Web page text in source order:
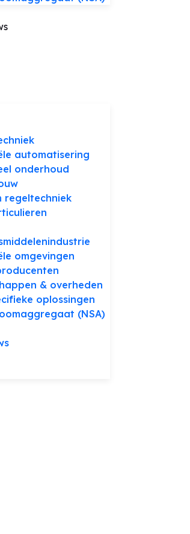
automatisering
onderhoud
regeltechniek
omgevingen
& overheden
oplossingen
(NSA)